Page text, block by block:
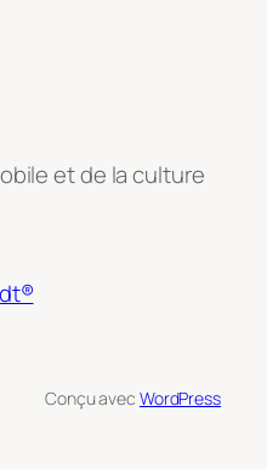
et de la culture
Conçu avec WordPress